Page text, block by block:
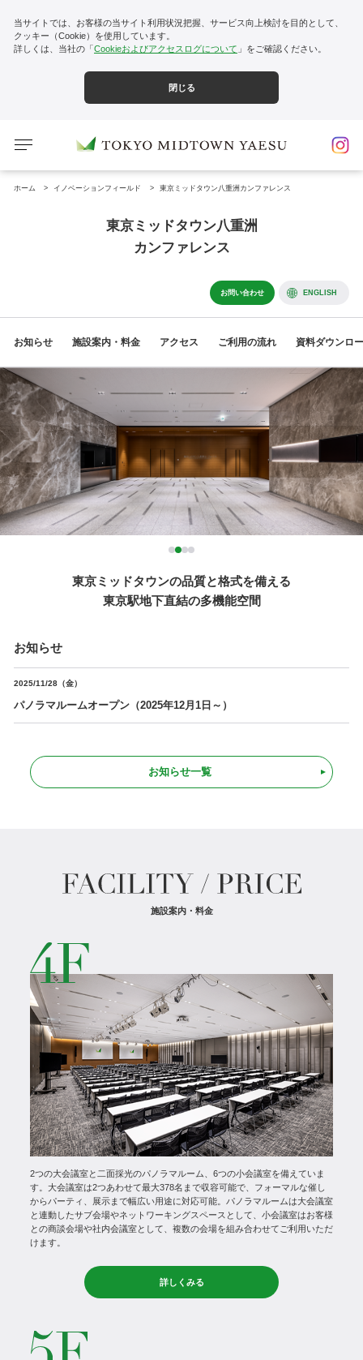
当サイトでは、お客様の当サイト利用状況把握、サービス向上検討を目的として、
クッキー（Cookie）を使用しています。
詳しくは、当社の「Cookieおよびアクセスログについて 」をご確認ください。
閉じる
ホーム イノベーションフィールド 東京ミッドタウン八重洲カンファレンス
東京ミッドタウン八重洲
カンファレンス
お問い合わせ ENGLISH
お知らせ 施設案内・料金 アクセス ご利用の流れ 資料ダウンロ
東京ミッドタウンの品質と格式を備える
東京駅地下直結の多機能空間
お知らせ
2025/11/28（金）
パノラマルームオープン（2025年12月1日～）
お知らせ一覧
施設案内・料金
2つの大会議室と二面採光のパノラマルーム、6つの小会議室を備えていま
す。大会議室は2つあわせて最大378名まで収容可能で、フォーマルな催し
からパーティ、展示まで幅広い用途に対応可能。パノラマルームは大会議室
と連動したサブ会場やネットワーキングスペースとして、小会議室はお客様
との商談会場や社内会議室として、複数の会場を組み合わせてご利用いただ
けます。
詳しくみる